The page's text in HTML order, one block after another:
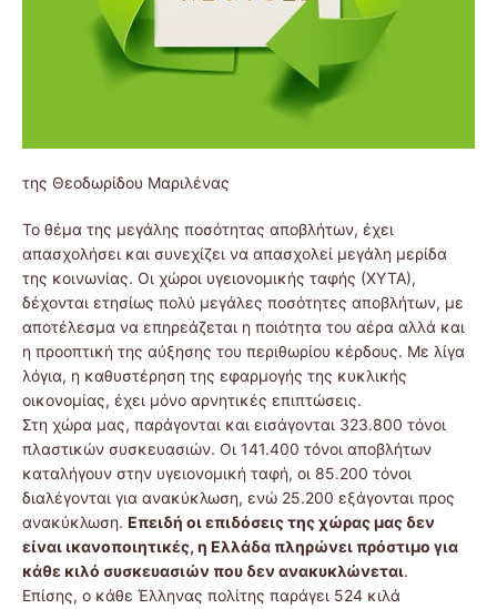
της Θεοδωρίδου Μαριλένας
Το θέμα της μεγάλης ποσότητας αποβλήτων, έχει
απασχολήσει και συνεχίζει να απασχολεί μεγάλη μερίδα
της κοινωνίας. Οι χώροι υγειονομικής ταφής (ΧΥΤΑ),
δέχονται ετησίως πολύ μεγάλες ποσότητες αποβλήτων, με
αποτέλεσμα να επηρεάζεται η ποιότητα του αέρα αλλά και
η προοπτική της αύξησης του περιθωρίου κέρδους. Με λίγα
λόγια, η καθυστέρηση της εφαρμογής της κυκλικής
οικονομίας, έχει μόνο αρνητικές επιπτώσεις.
Στη χώρα μας, παράγονται και εισάγονται 323.800 τόνοι
πλαστικών συσκευασιών. Οι 141.400 τόνοι αποβλήτων
καταλήγουν στην υγειονομική ταφή, οι 85.200 τόνοι
διαλέγονται για ανακύκλωση, ενώ 25.200 εξάγονται προς
ανακύκλωση. Επειδή οι επιδόσεις της χώρας μας δεν
είναι ικανοποιητικές, η Ελλάδα πληρώνει πρόστιμο για
κάθε κιλό συσκευασιών που δεν ανακυκλώνεται.
Επίσης, ο κάθε Έλληνας πολίτης παράγει 524 κιλά